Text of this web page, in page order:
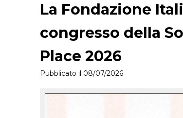
La Fondazione
congresso della
Place 2026
Pubblicato il 08/07/2026